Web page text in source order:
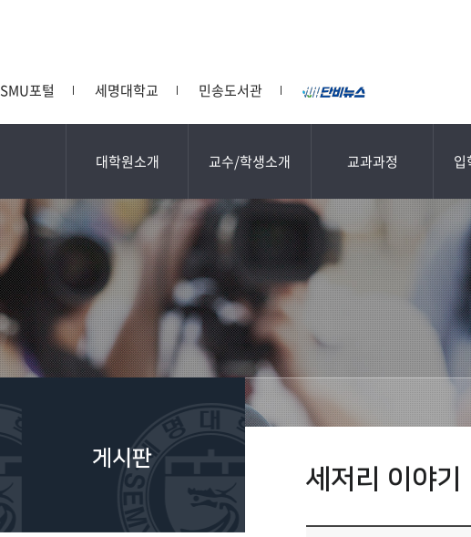
SMU포털 세명대학교 민송도서관
대학원소개 교수/학생소개 교과과정 입
게시판
세저리 이야기